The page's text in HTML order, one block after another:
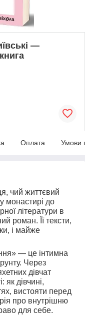
—
Оплата Умови
чий життєвий
монастирі до
літератури в
роман. Її тексти,
і майже
— це інтимна
Через
дівчат
як дівчині,
вистояти перед
про внутрішню
для себе.